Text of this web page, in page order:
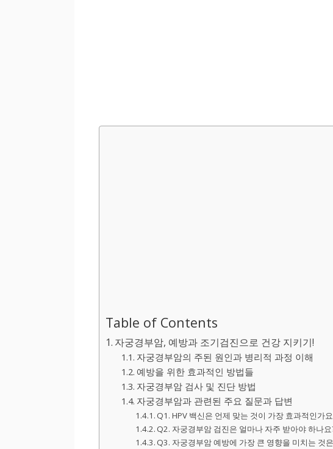
Table of Contents
자궁경부암, 예방과 조기검진으로 건강 지키기!
자궁경부암의 주된 원인과 병리적 과정 이해
예방을 위한 효과적인 방법들
자궁경부암 검사 및 진단 방법
자궁경부암과 관련된 주요 질문과 답변
Q1. HPV 백신은 언제 맞는 것이 가장 효과적인가
Q2. 자궁경부암 검진은 얼마나 자주 받아야 하나요
Q3. 자궁경부암 예방에 가장 큰 영향을 미치는 것